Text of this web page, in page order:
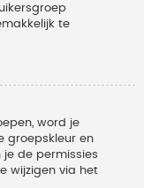
te
word je
groepskleur en
de permissies
wijzigen via het